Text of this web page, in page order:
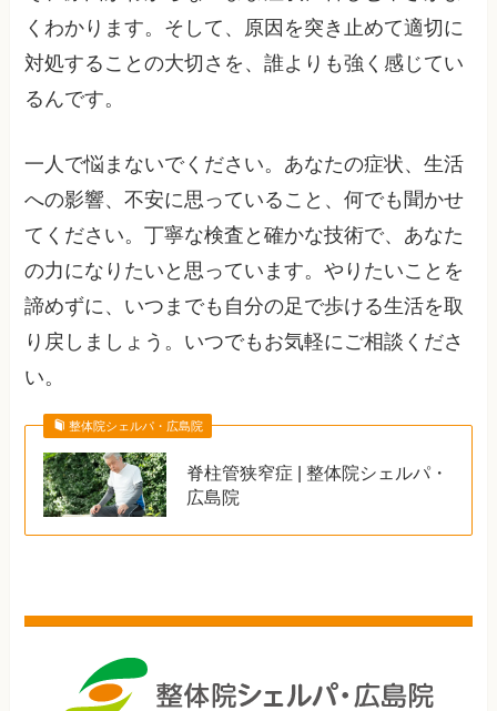
くわかります。そして、原因を突き止めて適切に
対処することの大切さを、誰よりも強く感じてい
るんです。
一人で悩まないでください。あなたの症状、生活
への影響、不安に思っていること、何でも聞かせ
てください。丁寧な検査と確かな技術で、あなた
の力になりたいと思っています。やりたいことを
諦めずに、いつまでも自分の足で歩ける生活を取
り戻しましょう。いつでもお気軽にご相談くださ
い。
整体院シェルパ・広島院
脊柱管狭窄症 | 整体院シェルパ・
広島院